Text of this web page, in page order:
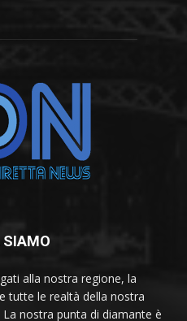
SIAMO
alla nostra regione, la
tutte le realtà della nostra
nostra punta di diamante è